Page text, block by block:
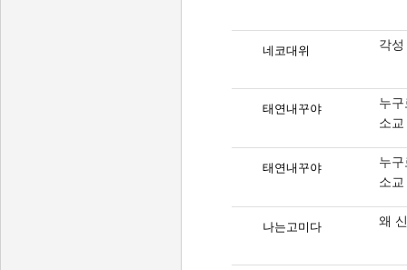
네코대위 각
태연내꾸야
누
소
태연내꾸야
누
소
나는고미다 왜